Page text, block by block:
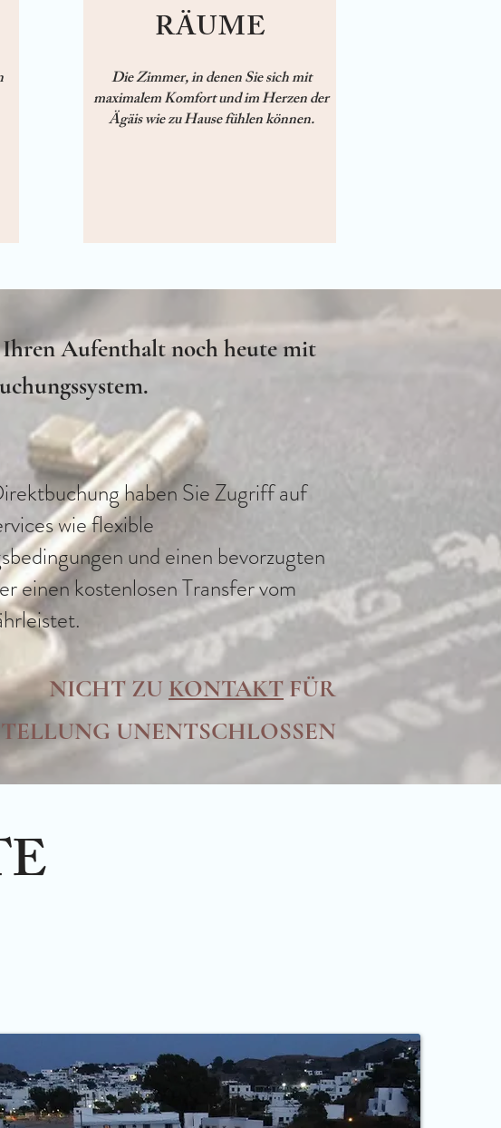
RÄUME
Die Zimmer, in denen Sie sich mit
maximalem Komfort und im Herzen der
Ägäis wie zu Hause fühlen können.
Ihren Aufenthalt noch heute mit
haben Sie Zugriff auf
wie flexible
und einen bevorzugten
einen kostenlosen Transfer vom
NICHT ZU KONTAKTFÜR
UNENTSCHLOSSEN